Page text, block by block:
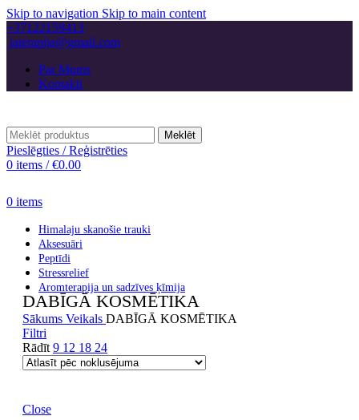
Skip to navigation Skip to main content
+37122159413
jaterapija@gmail.com
Par Mums
Kontakti
Meklēt
Pieslēgties / Reģistrēties
0 items / €0.00
0 items
Himalaju skanošie trauki
Aksesuāri
Peptīdi
Stressrelief
Aromterapija un sadzīves ķīmija
DABĪGĀ KOSMĒTIKA
Sākums Veikals DABĪGĀ KOSMĒTIKA
Filtri
Rādīt 9 12 18 24
Close